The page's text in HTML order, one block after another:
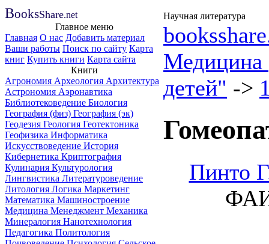
BooksShare.net
Научная литература
Главное меню
Главная О нас Добавить материал
Ваши работы Поиск по сайту Карта
книг Купить книги Карта сайта
Книги
Агрономия Археология Архитектура
Астрономия Аэронавтика
Библиотековедение Биология
География (физ) География (эк)
Геодезия Геология Геотектоника
Геофизика Информатика
Искусствоведение История
Кибернетика Криптография
Кулинария Культурология
Лингвистика Литературоведение
Литология Логика Маркетинг
Математика Машиностроение
Медицина Менеджмент Механика
Минералогия Нанотехнология
Педагогика Политология
Медицина
детей" ->
Пинто